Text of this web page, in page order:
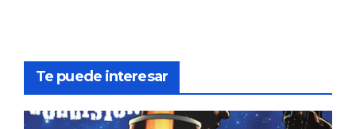
Te puede interesar